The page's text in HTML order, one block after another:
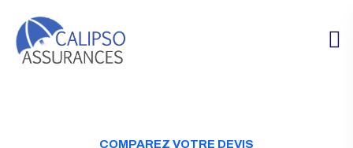
COMPAREZ VOTRE DEVIS